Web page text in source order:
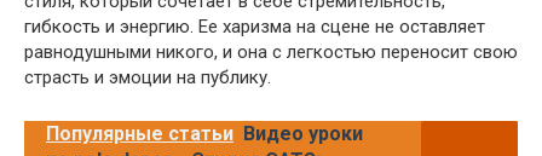
гибкость и энергию. Ее харизма на сцене не оставляет
равнодушными никого, и она с легкостью переносит свою
страсть и эмоции на публику.
Популярные статьи Видео уроки